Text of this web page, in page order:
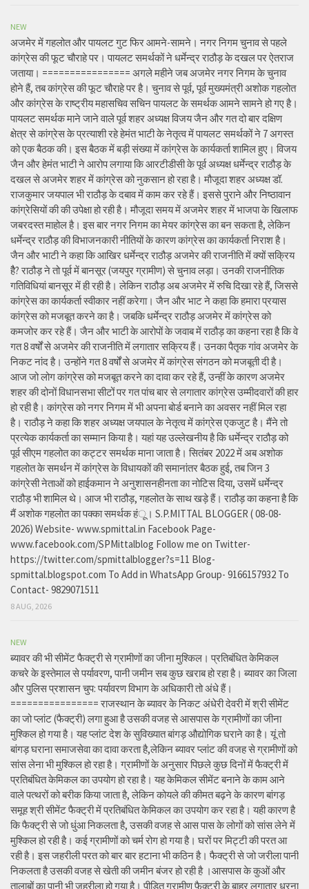
NEW
अजमेर में गहलोत और पायलट गुट फिर आमने-सामने। नगर निगम चुनाव से पहले
कांग्रेस की फूट चौराहे पर। पायलट समर्थकों ने धर्मेन्द्र राठौड़ के दखल पर ऐतराज
जताया। ================ अगले महीने जब अजमेर नगर निगम के चुनाव
होने हैं, तब कांग्रेस की फूट चौराहे पर है। चुनाव से पूर्व, पूर्व मुख्यमंत्री अशोक गहलोत
और कांग्रेस के राष्ट्रीय महासचिव सचिन पायलट के समर्थक आमने सामने हो गए है।
पायलट समर्थक माने जाने वाले पूर्व शहर अध्यक्ष विजय जैन और गत दो बार दक्षिण
क्षेत्र से कांग्रेस के प्रत्याशी रहे हेमंत भाटी के नेतृत्व में पायलट समर्थकों ने 7 अगस्त
को एक बैठक की। इस बैठक में बड़ी संख्या में कांग्रेस के कार्यकर्ता शामिल हुए। विजय
जैन और हेमंत भाटी ने आरोप लगाया कि आरटीडीसी के पूर्व अध्यक्ष धर्मेन्द्र राठौड़ के
दखल से अजमेर शहर में कांग्रेस को नुकसान हो रहा है। मौजूदा शहर अध्यक्ष डॉ.
राजकुमार जयपाल भी राठौड़ के दबाव में काम कर रहे हैं। इससे पुराने और निष्ठावान
कांग्रेसियों की की उपेक्षा हो रही है। मौजूदा समय में अजमेर शहर में भाजपा के खिलाफ
जबरदस्त माहोल है। इस बार नगर निगम का मेयर कांग्रेस का बन सकता है, लेकिन
धर्मेन्द्र राठौड़ की विभाजनकारी नीतियों के कारण कांग्रेस का कार्यकर्ता निराश है।
जैन और भाटी ने कहा कि आखिर धर्मेन्द्र राठौड़ अजमेर की राजनीति में क्यों सक्रिय
हैै? राठौड़ ने तो पूर्व में बानसूर (जयपुर ग्रामीण) से चुनाव लड़ा। उनकी राजनीतिक
गतिविधियां बानसूर में ही रही है। लेकिन राठौड़ अब अजमेर में रुचि दिखा रहे हैं, जिससे
कांग्रेस का कार्यकर्ता स्वीकार नहीं करेगा। जैन और भाट ने कहा कि हमारा प्रयास
कांग्रेस को मजबूत करने का है। जबकि धर्मेन्द्र राठौड़ अजमेर में कांग्रेस को
कमजोर कर रहे हैं। जैन और भाटी के आरोपों के जवाब में राठौड़ का कहना रहा है कि वे
गत 8 वर्षों से अजमेर की राजनीति में लगातार सक्रिय हैं। उनका पैतृक गांव अजमेर के
निकट नांद है। उन्होंने गत 8 वर्षों से अजमेर में कांग्रेस संगठन को मजबूती दी है।
आज जो लोग कांग्रेस को मजबूत करने का दावा कर रहे हैं, उन्हीं के कारण अजमेर
शहर की दोनों विधानसभा सीटों पर गत पांच बार से लगातार कांग्रेस उम्मीदवारों की हार
हो रही है। कांग्रेस को नगर निगम में भी अपना बोर्ड बनाने का अवसर नहीं मिल रहा
है। राठौड़ ने कहा कि शहर अध्यक्ष जयपाल के नेतृत्व में कांग्रेस एकजुट है। मैंने तो
प्रत्येक कार्यकर्ता का सम्मान किया है। यहां यह उल्लेखनीय है कि धर्मेन्द्र राठौड़ को
पूर्व सीएम गहलोत का कट्टर समर्थक माना जाता है। सितंबर 2022 में अब अशोक
गहलोत के समर्थन में कांग्रेस के विधायकों की समानांतर बैठक हुई, तब जिन 3
कांग्रेसी नेताओं को हाईकमान ने अनुशासनहीनता का नोटिस दिया, उसमें धर्मेन्द्र
राठौड़ भी शामिल थे। आज भी राठौड़, गहलोत के साथ खड़े हैं। राठौड़ का कहना है कि
मैं अशोक गहलोत का पक्का समर्थक हंू। S.P.MITTAL BLOGGER ( 08-08-
2026) Website- www.spmittal.in Facebook Page-
www.facebook.com/SPMittalblog Follow me on Twitter-
https://twitter.com/spmittalblogger?s=11 Blog-
spmittal.blogspot.com To Add in WhatsApp Group- 9166157932 To
Contact- 9829071511
8 AUG, 2026
NEW
ब्यावर की भी सीमेंट फैक्ट्री से ग्रामीणों का जीना मुश्किल। प्रतिबंधित केमिकल
कचरे के इस्तेमाल से पर्यावरण, पानी जमीन सब कुछ खराब हो रहा है। ब्यावर का जिला
और पुलिस प्रशासन चुप: पर्यावरण विभाग के अधिकारी तो अंधे हैं।
================ राजस्थान के ब्यावर के निकट अंधेरी देवरी में श्री सीमेंट
का जो प्लांट (फैक्ट्री) लगा हुआ है उसकी वजह से आसपास के ग्रामीणों का जीना
मुश्किल हो गया है। यह प्लांट देश के सुविख्यात बांगड़ औद्योगिक घराने का है। यूं तो
बांगड़ घराना समाजसेवा का दावा करता है,लेकिन ब्यावर प्लांट की वजह से ग्रामीणों को
सांस लेना भी मुश्किल हो रहा है। ग्रामीणों के अनुसार पिछले कुछ दिनों में फैक्ट्री में
प्रतिबंधित केमिकल का उपयोग हो रहा है। यह केमिकल सीमेंट बनाने के काम आने
वाले पत्थरों को बरीक किया जाता है, लेकिन कोयले की कीमत बढ़ने के कारण बांगड़
समूह श्री सीमेंट फैक्ट्री में प्रतिबंधित केमिकल का उपयोग कर रहा है। यही कारण है
कि फैक्ट्री से जो धुंआ निकलता है, उसकी वजह से आस पास के लोगों को सांस लेने में
मुश्किल हो रही है। कई ग्रामीणों को चर्म रोग हो गया है। घरों पर मिट्टी की परत आ
रही है। इस जहरीली परत को बार बार हटाना भी कठिन है। फैक्ट्री से जो जरीला पानी
निकलता है उसकी वजह से खेती की जमीन बंजर हो रही है ।आसपास के कुओं और
तालाबों का पानी भी जहरीला हो गया है। पीड़ित ग्रामीण फैक्ट्री के बाहर लगातार धरना